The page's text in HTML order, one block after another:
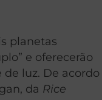
planetas
e oferecerão
luz. De acordo
da Rice